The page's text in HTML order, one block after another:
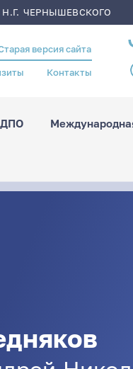
ЧЕРНЫШЕВСКОГО
версия сайта
Контакты
ДПО